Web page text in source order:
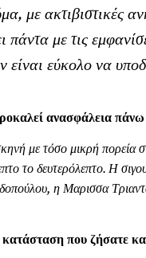
με ακτιβιστικές
με τις
είναι εύκολο να
ανασφάλεια
με τόσο μικρή πορεία
το δευτερόλεπτο. Η
η Μαρισσα
κατάσταση που ζήσατε